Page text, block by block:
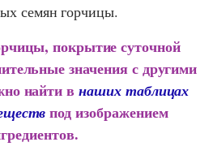
семян горчицы.
покрытие суточной
значения с другими
найти внаших таблицах
под изображением